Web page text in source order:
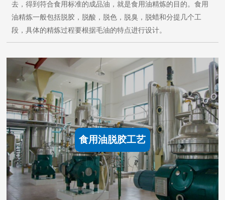
去，得到符合食用标准的成品油，就是食用油精炼的目的。食用
油精炼一般包括脱胶，脱酸，脱色，脱臭，脱蜡和分提几个工
段，具体的精炼过程要根据毛油的特点进行设计。
食用油脱胶工艺